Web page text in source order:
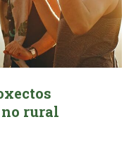
rural